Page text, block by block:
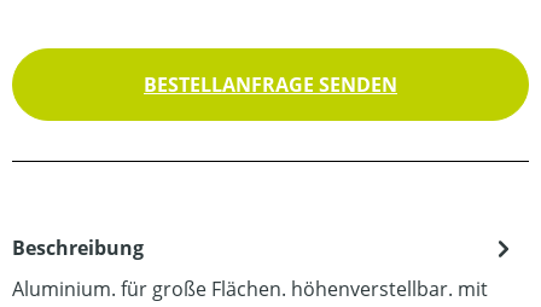
BESTELLANFRAGE SENDEN
Beschreibung
Aluminium. für große Flächen. höhenverstellbar. mit